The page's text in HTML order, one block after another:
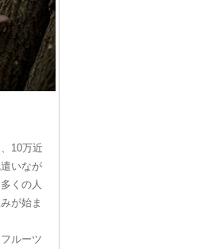
10万近
いなが
くの人
が始ま
ルーツ